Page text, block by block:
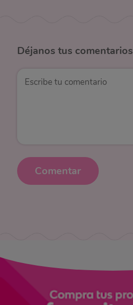
Déjanos tus comentarios
Comentar